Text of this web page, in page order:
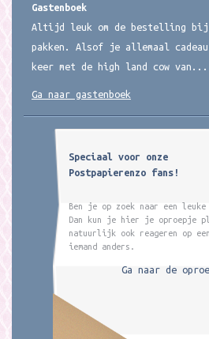
Gastenboek
Altijd leuk om de bestelling
pakken. Alsof je allemaal
keer met de high land cow van...
Ga naar gastenboek
Speciaal voor onze
Postpapierenzo fans!
Ben je op zoek naar een
Dan kun je hier je oproepje
natuurlijk ook reageren op
iemand anders.
Ga naar de